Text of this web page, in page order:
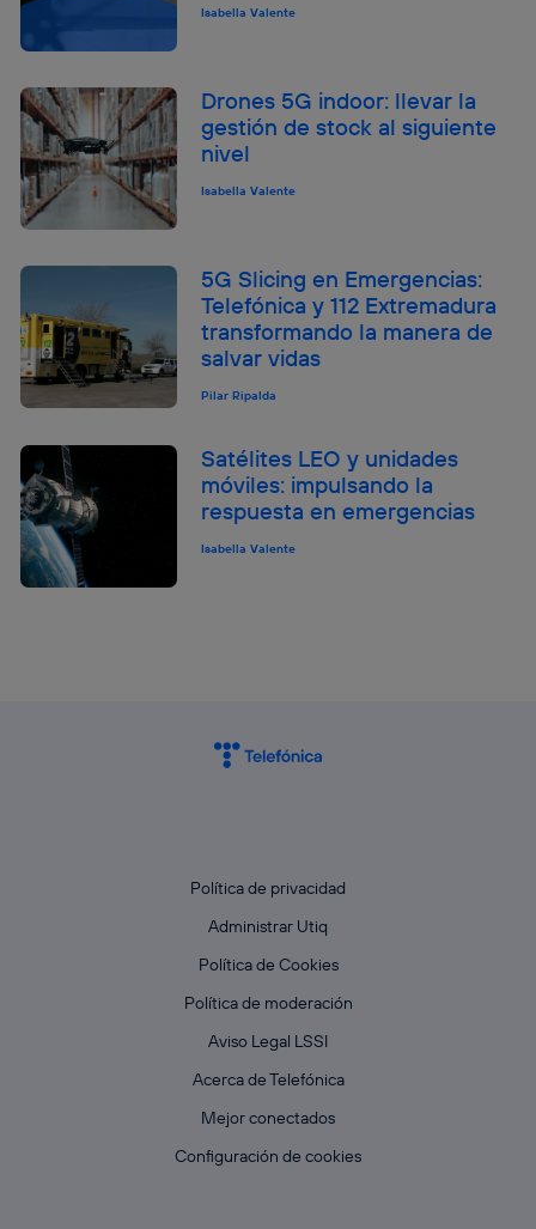
Isabella Valente
Drones 5G indoor: llevar la
gestión de stock al siguiente
nivel
Isabella Valente
5G Slicing en Emergencias:
Telefónica y 112 Extremadura
transformando la manera de
salvar vidas
Pilar Ripalda
Satélites LEO y unidades
móviles: impulsando la
respuesta en emergencias
Isabella Valente
Política de privacidad
Administrar Utiq
Política de Cookies
Política de moderación
Aviso Legal LSSI
Acerca de Telefónica
Mejor conectados
Configuración de cookies